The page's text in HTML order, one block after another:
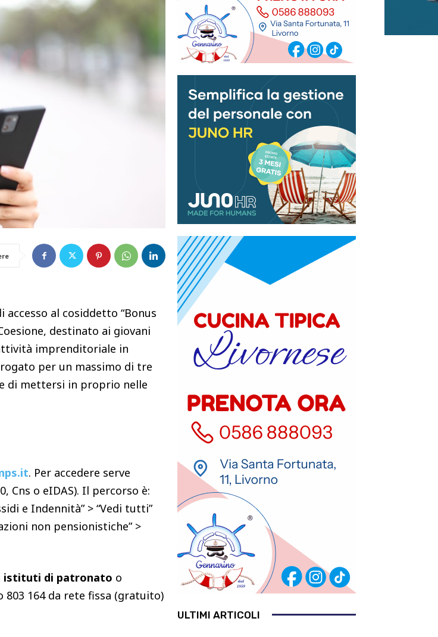
al cosiddetto “Bonus
destinato ai giovani
imprenditoriale in
per un massimo di tre
di mettersi in proprio nelle
. Per accedere serve
Cns o eIDAS). Il percorso è:
e Indennità” > “Vedi tutti”
non pensionistiche” >
istituti di patronato o
803 164 da rete fissa (gratuito)
ULTIMI ARTICOLI